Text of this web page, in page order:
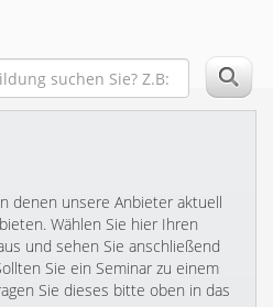
denen unsere Anbieter aktuell
Wählen Sie hier Ihren
und sehen Sie anschließend
Sie ein Seminar zu einem
Sie dieses bitte oben in das